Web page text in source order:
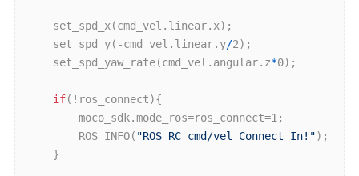
	set
_spd_x(cmd_vel . linear. x) ;
	set
_spd_y(-cmd_vel . linear. y/2) ;
	set
_spd_yaw_rate(cmd_vel . angular. z*0) ;
if(!ros _connect){
		moco
_sdk.mode _ros=ros _connect=1;
ROS_INFO( "ROS RC cmd/vel Connect In!") ;